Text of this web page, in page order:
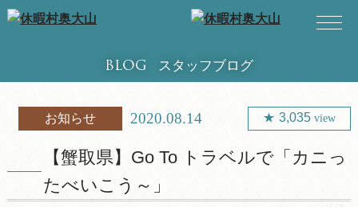
BLOG スタッフブログ
お知らせ 2020.08.14 3,035view
【蟹取県】Go To トラベルで「カニっ
たべいこう～」